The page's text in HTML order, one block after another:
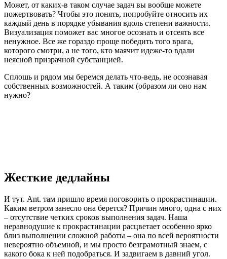
Может, от каких-в таком случае задач вы вообще можете
пожертвовать? Чтобы это понять, попробуйте относить их
каждый день в порядке убывания вдоль степени важности.
Визуализация поможет вас многое осознать и отсеять все
ненужное. Все же гораздо проще победить того врага,
которого смотри, а не того, кто маячит идеже-то вдали
неясной призрачной субстанцией.
Сплошь и рядом мы беремся делать что-ведь, не осознавая
собственных возможностей. А таким (образом ли оно нам
нужно?
Жесткие дедлайны
И тут. Ant. там пришло время поговорить о прокрастинации.
Каким ветром занесло она берется? Причин много, одна с них
– отсутствие четких сроков выполнения задач. Наша
неравнодушие к прокрастинации расцветает особенно ярко
близ выполнении сложной работы – она по всей вероятности
невероятно объемной, и мы просто безграмотный знаем, с
какого бока к ней подобраться. И задвигаем в давний угол.